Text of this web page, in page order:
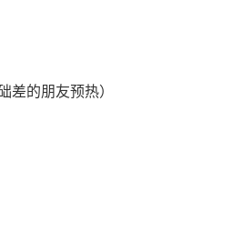
差的朋友预热）